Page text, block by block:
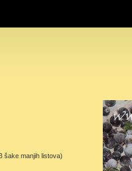
šake manjih listova)